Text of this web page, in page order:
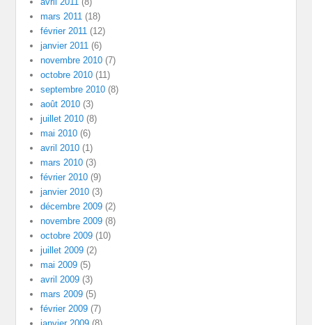
mars 2011 (18)
février 2011 (12)
janvier 2011 (6)
novembre 2010 (7)
octobre 2010 (11)
septembre 2010 (8)
août 2010 (3)
juillet 2010 (8)
mai 2010 (6)
avril 2010 (1)
mars 2010 (3)
février 2010 (9)
janvier 2010 (3)
décembre 2009 (2)
novembre 2009 (8)
octobre 2009 (10)
juillet 2009 (2)
mai 2009 (5)
avril 2009 (3)
mars 2009 (5)
février 2009 (7)